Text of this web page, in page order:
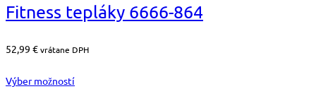
Fitness tepláky 6666-864
52,99 €vrátane DPH
Výber možností